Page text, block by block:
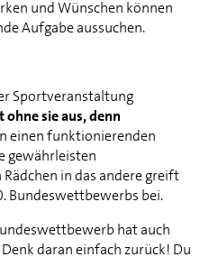
und Wünschen können
Aufgabe aussuchen.
Sportveranstaltung
sie aus, denn
einen funktionierenden
gewährleisten
in das andere greift
Bundeswettbewerbs bei.
hat auch
daran einfach zurück! Du